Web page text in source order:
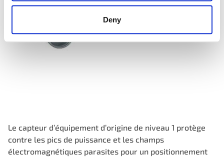
Deny
Le capteur d’équipement d’origine de niveau 1 protège
contre les pics de puissance et les champs
électromagnétiques parasites pour un positionnement